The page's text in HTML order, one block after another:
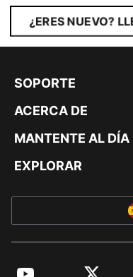
¿ERES NUEVO?
SOPORTE
ACERCA DE
MANTENTE AL DÍA
EXPLORAR